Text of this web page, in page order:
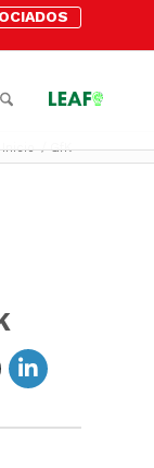
Inicio / GfK